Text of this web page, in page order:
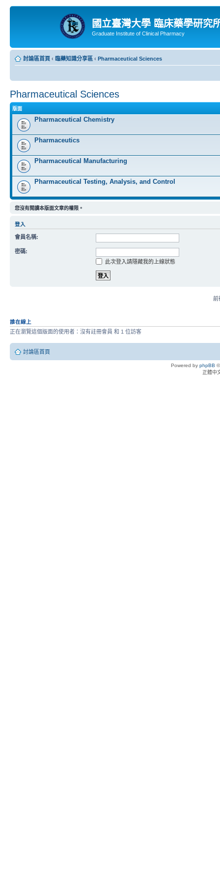
國立臺灣大學 臨床藥學研究
Graduate Institute of Clinical Pharmacy
討論區首頁 ‹ 臨藥知識分享區 ‹ Pharmaceutical Sciences
Pharmaceutical Sciences
版面
Pharmaceutical Chemistry
Pharmaceutics
Pharmaceutical Manufacturing
Pharmaceutical Testing, Analysis, and Control
您沒有閱讀本版面文章的權限。
登入
會員名稱:
密碼:
此次登入請隱藏我的上線狀態
前
誰在線上
正在瀏覽這個版面的使用者：沒有註冊會員 和 1 位訪客
討論區首頁
Powered by phpBB
正體中